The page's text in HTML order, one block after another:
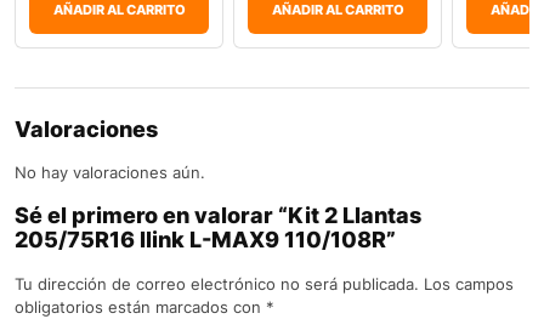
AÑADIR AL CARRITO AÑADIR AL CARRITO AÑADIR
Valoraciones
No hay valoraciones aún.
Sé el primero en valorar “Kit 2 Llantas
205/75R16 Ilink L-MAX9 110/108R”
Tu dirección de correo electrónico no será publicada. Los campos
obligatorios están marcados con *